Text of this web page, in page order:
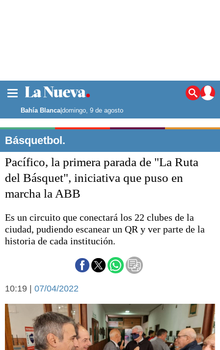
Noticias
La ciudad
Punta Alta
El mundo
Seguridad
Liga del Sur
Básquetbol
Fútbol
Aplausos
Economía y campo
Con el campo
Espacio empresas
Sociedad y tiempo
libre
Sociedad
Tecnología
Bahía Blanca|domingo, 9 de agosto
Básquetbol.
Pacífico, la primera parada de "La Ruta
del Básquet", iniciativa que puso en
marcha la ABB
Es un circuito que conectará los 22 clubes de la
ciudad, pudiendo escanear un QR y ver parte de la
historia de cada institución.
10:19 | 07/04/2022